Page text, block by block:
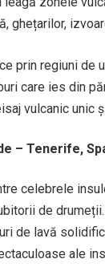
ghețarilor,
prin regiuni de
care ies din
vulcanic unic
– Tenerife,
celebrele
de
de lavă
ale